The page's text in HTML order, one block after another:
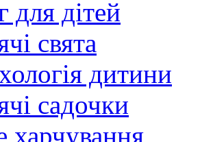
для дітей
свята
дитини
садочки
харчування